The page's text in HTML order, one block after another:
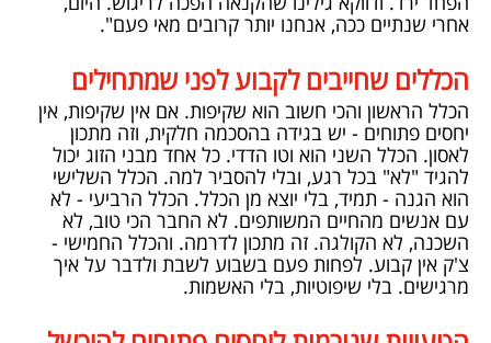
אחרי שנתיים ככה, אנחנו יותר קרובים מאי פעם".
הכללים שחייבים לקבוע לפני שמתחילים
הכלל הראשון והכי חשוב הוא שקיפות. אם אין שקיפות, אין
יחסים פתוחים - יש בגידה בהסכמה חלקית, וזה מתכון
לאסון. הכלל השני הוא וטו הדדי. כל אחד מבני הזוג יכול
להגיד "לא" בכל רגע, ובלי להסביר למה. הכלל השלישי
הוא הגנה - תמיד, בלי יוצא מן הכלל. הכלל הרביעי - לא
עם אנשים מהחיים המשותפים. לא החבר הכי טוב, לא
השכנה, לא הקולגה. זה מתכון לדרמה. והכלל החמישי -
צ'ק אין קבוע. לפחות פעם בשבוע לשבת ולדבר על איך
מרגישים. בלי שיפוטיות, בלי האשמות.